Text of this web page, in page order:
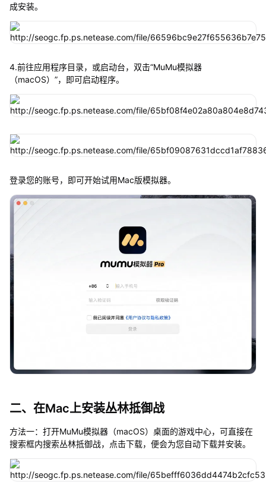
成安装。
4.前往应用程序目录，或启动台，双击“MuMu模拟器
（macOS）”，即可启动程序。
登录您的账号，即可开始试用Mac版模拟器。
二、在Mac上安装丛林抵御战
方法一：打开MuMu模拟器（macOS）桌面的游戏中心，可直接在
搜索框内搜索丛林抵御战，点击下载，便会为您自动下载并安装。